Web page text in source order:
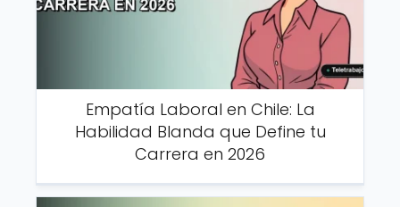
Empatía Laboral en Chile: La
Habilidad Blanda que Define tu
Carrera en 2026